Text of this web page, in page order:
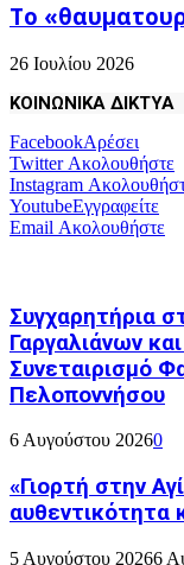
Το
26 Ιουλίου 2026
ΚΟΙΝΩΝΙΚΑ ΔΙΚΤΥΑ
FacebookΑρέσει
TwitterΑκολουθήστε
Instagram
YoutubeΕγγραφείτε
Email Ακολουθήστε
Συγχαρητήρια
Γαργαλιάνων
Συνεταιρισμό
Πελοποννήσου
6 Αυγούστου 20260
«Γιορτή στην
αυθεντικότητα
5 Αυγούστου 20266